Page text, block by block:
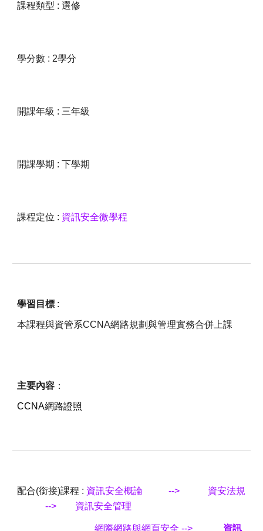
課程類型 : 選修
學分數 : 2學分
開課年級 : 三年級
開課學期 : 下學期
課程定位 : 資訊安全微學程
學習目標 :
本課程與資管系CCNA網路規劃與管理實務合併上課
主要內容 ：
CCNA網路證照
配合(銜接)課程 : 資訊安全概論
--> 資安法規
--> 資訊安全管理
網際網路與網頁安全 -->
資訊